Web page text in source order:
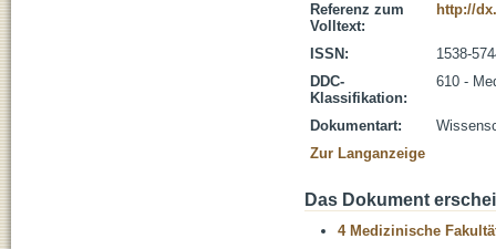
Referenz zum
Volltext:
http://
ISSN:
1538-
DDC-
Klassifikation:
610 -
Dokumentart:
Zur Langanzeige
Das Dokument
4 Medizinische